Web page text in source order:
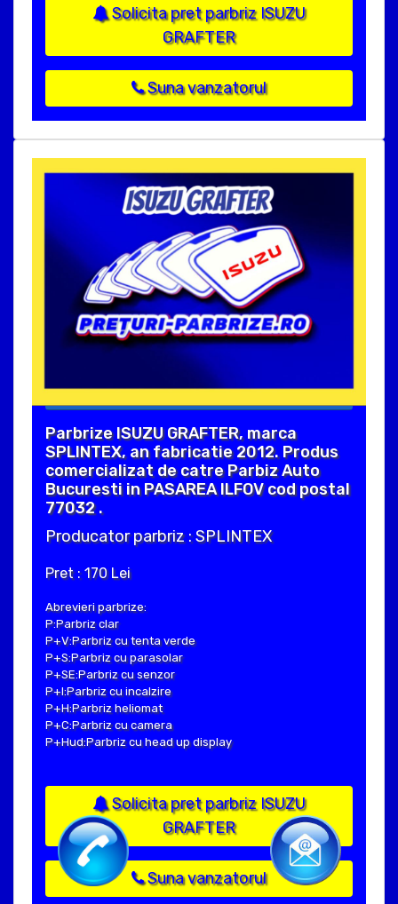
Solicita pret parbriz ISUZU
GRAFTER
Suna vanzatorul
Parbrize ISUZU GRAFTER, marca
SPLINTEX, an fabricatie 2012. Produs
comercializat de catre Parbiz Auto
Bucuresti in PASAREA ILFOV cod postal
77032 .
Producator parbriz : SPLINTEX
Pret : 170 Lei
Abrevieri parbrize:
P:Parbriz clar
P+V:Parbriz cu tenta verde
P+S:Parbriz cu parasolar
P+SE:Parbriz cu senzor
P+I:Parbriz cu incalzire
P+H:Parbriz heliomat
P+C:Parbriz cu camera
P+Hud:Parbriz cu head up display
Solicita pret parbriz ISUZU
GRAFTER
Suna vanzatorul